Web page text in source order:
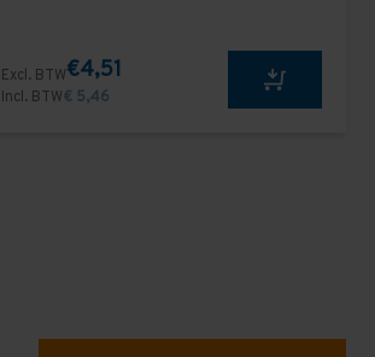
Excl. BTW€4,51
Incl. BTW€ 5,46